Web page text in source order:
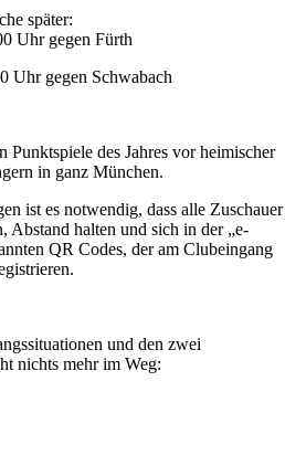
später:
Uhr gegen Fürth
Uhr gegen Schwabach
Punktspiele des Jahres vor heimischer
in ganz München.
ist es notwendig, dass alle Zuschauer
Abstand halten und sich in der „e-
QR Codes, der am Clubeingang
und den zwei
nichts mehr im Weg: